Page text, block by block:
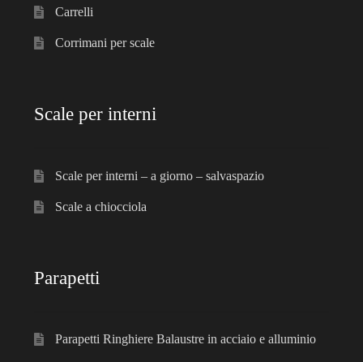
Carrelli
Corrimani per scale
Scale per interni
Scale per interni – a giorno – salvaspazio
Scale a chiocciola
Parapetti
Parapetti Ringhiere Balaustre in acciaio e alluminio